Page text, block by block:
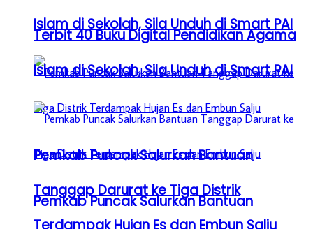
Islam di Sekolah, Sila Unduh di Smart PAI
Pemkab Puncak Salurkan Bantuan
Tanggap Darurat ke Tiga Distrik
Terdampak Hujan Es dan Embun Salju
Terbit 40 Buku Digital Pendidikan Agama
Islam di Sekolah, Sila Unduh di Smart PAI
Pemkab Puncak Salurkan Bantuan